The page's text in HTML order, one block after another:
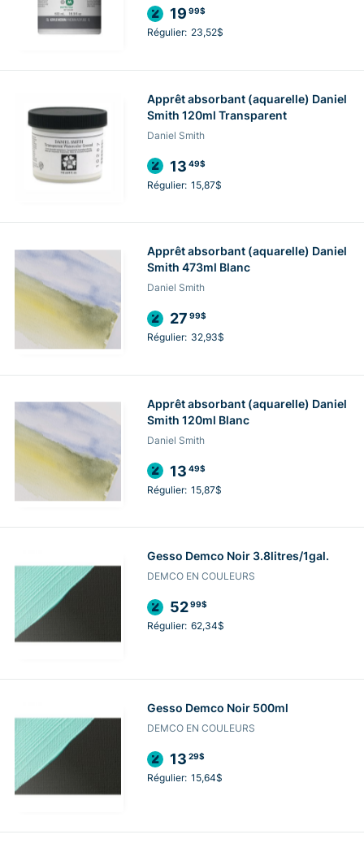
19 99$
Régulier: 23,52$
Apprêt absorbant (aquarelle) Daniel
Smith 120ml Transparent
Daniel Smith
13 49$
Régulier: 15,87$
Apprêt absorbant (aquarelle) Daniel
Smith 473ml Blanc
Daniel Smith
27 99$
Régulier: 32,93$
Apprêt absorbant (aquarelle) Daniel
Smith 120ml Blanc
Daniel Smith
13 49$
Régulier: 15,87$
Gesso Demco Noir 3.8litres/1gal.
DEMCO EN COULEURS
5299$
Régulier: 62,34$
Gesso Demco Noir 500ml
DEMCO EN COULEURS
13 29$
Régulier: 15,64$